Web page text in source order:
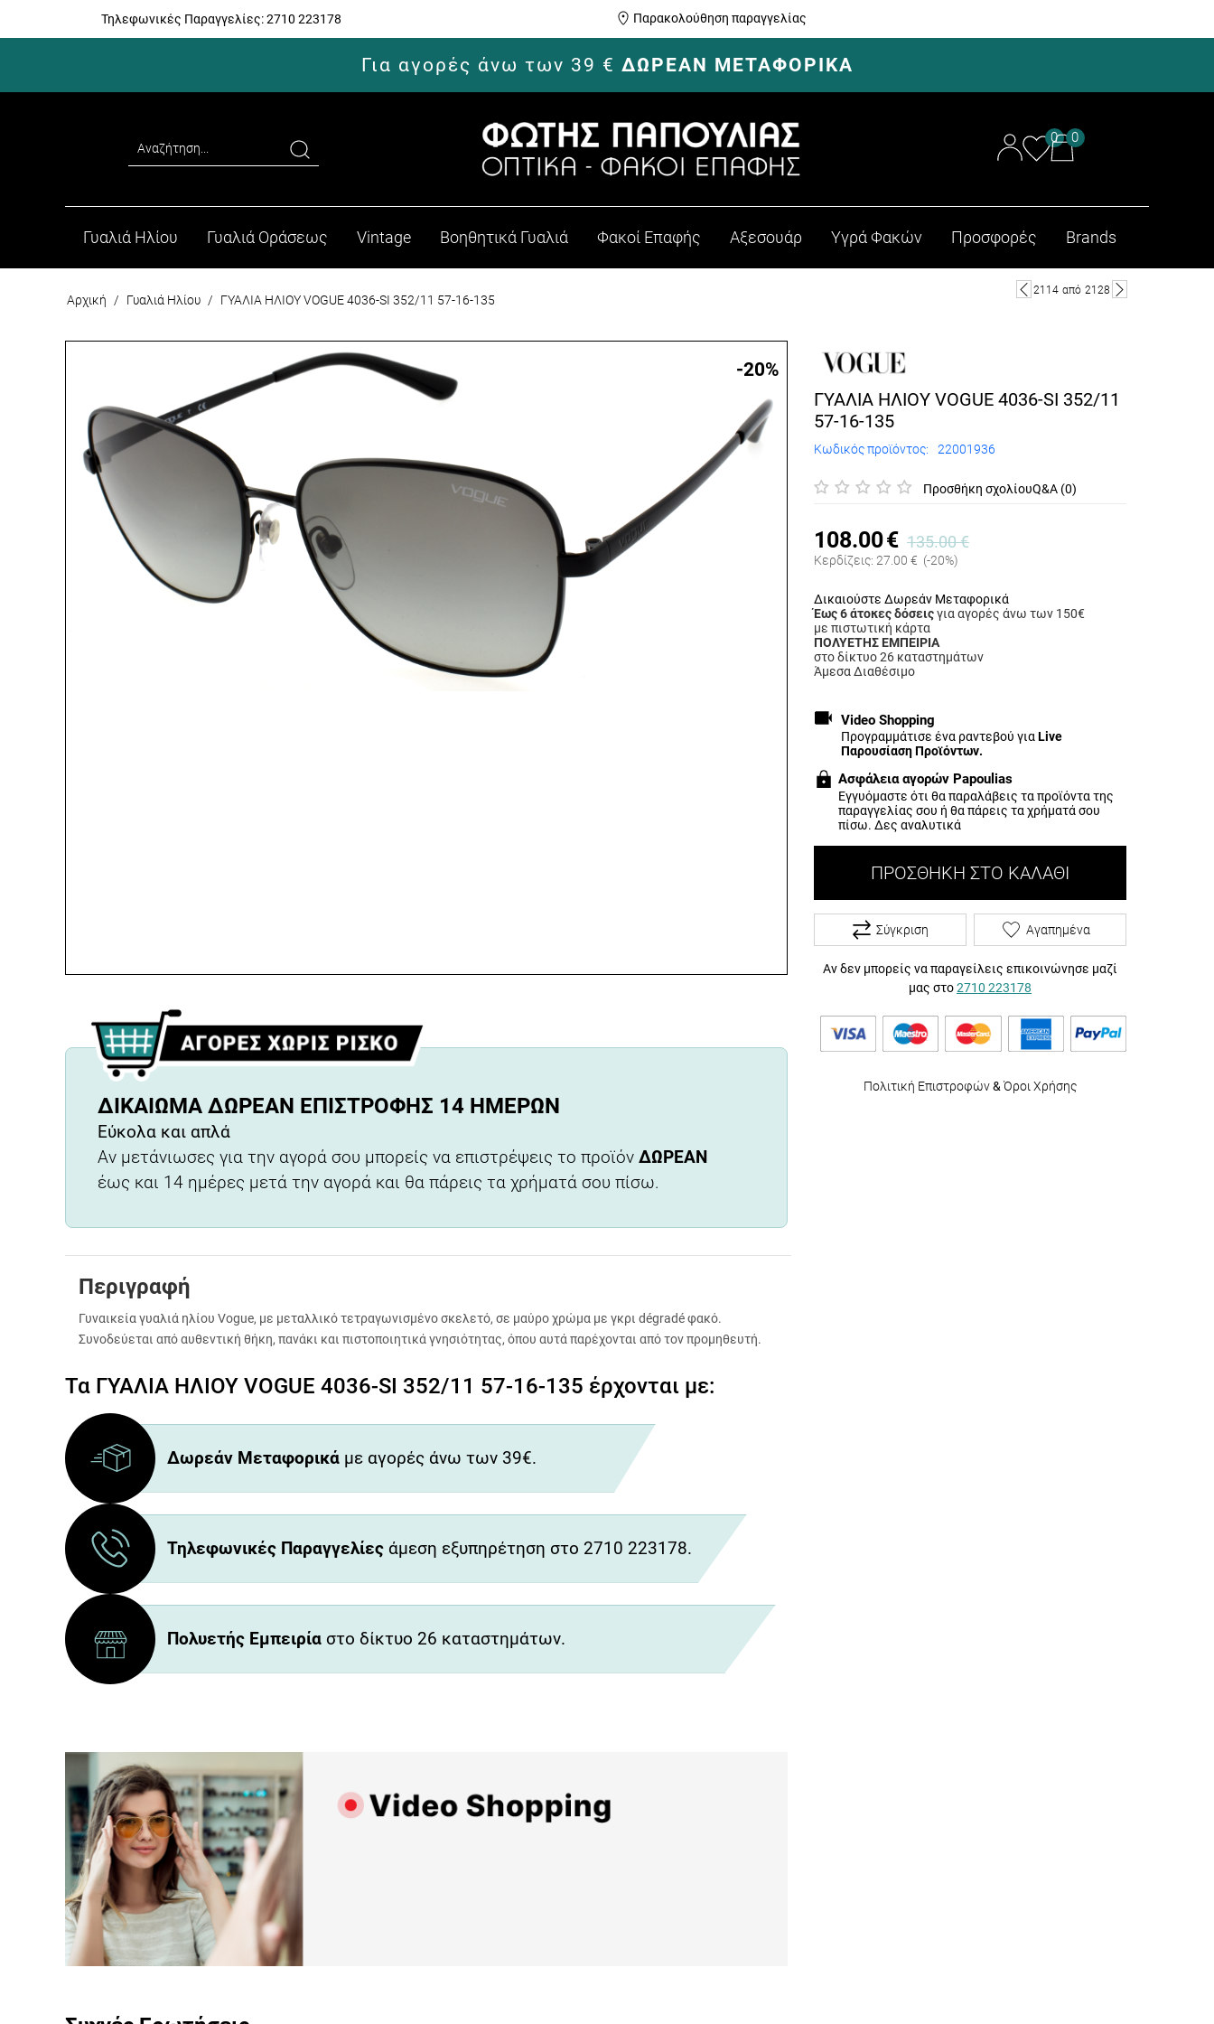
Τηλεφωνικές Παραγγελίες:2710 223178 Παρακολούθηση παραγγελίας
Για αγορές άνω των 39 € ΔΩΡΕΑΝ ΜΕΤΑΦΟΡΙΚΑ
0 0
Γυαλιά Ηλίου Γυαλιά Οράσεως Vintage Βοηθητικά Γυαλιά Φακοί Επαφής Αξεσουάρ Υγρά Φακών Προσφορές Brands
Αρχική / Γυαλιά Ηλίου / ΓΥΑΛΙΑ ΗΛΙΟΥ VOGUE 4036-SI 352/11 57-16-135
2114 από 2128
-20%
ΔΙΚΑΊΩΜΑ ΔΩΡΕΆΝ ΕΠΙΣΤΡΟΦΉΣ 14 ΗΜΕΡΏΝ
Εύκολα και απλά
Αν μετάνιωσες για την αγορά σου μπορείς να επιστρέψεις το προϊόν ΔΩΡΕΑΝ
έως και 14 ημέρες μετά την αγορά και θα πάρεις τα χρήματά σου πίσω.
Περιγραφή
Γυναικεία γυαλιά ηλίου Vogue, με μεταλλικό τετραγωνισμένο σκελετό, σε μαύρο χρώμα με γκρι dégradé φακό.
Συνοδεύεται από αυθεντική θήκη, πανάκι και πιστοποιητικά γνησιότητας, όπου αυτά παρέχονται από τον προμηθευτή.
Τα ΓΥΑΛΙΑ ΗΛΙΟΥ VOGUE 4036-SI 352/11 57-16-135 έρχονται με:
Δωρεάν Μεταφορικά με αγορές άνω των 39€.
Τηλεφωνικές Παραγγελίες άμεση εξυπηρέτηση στο 2710 223178.
Πολυετής Εμπειρία στο δίκτυο 26 καταστημάτων.
ΓΥΑΛΙΑ ΗΛΙΟΥ VOGUE 4036-SI 352/11
57-16-135
Κωδικός προϊόντος: 22001936
Προσθήκη σχολίουQ&A (0)
108.00€ 135.00€
Κερδίζεις: 27.00 € (-20%)
Δικαιούστε Δωρεάν Μεταφορικά
Έως 6 άτοκες δόσειςγια αγορές άνω των 150€
με πιστωτική κάρτα
ΠΟΛΥΕΤΗΣ ΕΜΠΕΙΡΙΑ
στο δίκτυο 26 καταστημάτων
Άμεσα Διαθέσιμο
Video Shopping
Προγραμμάτισε ένα ραντεβού γιαLive
Παρουσίαση Προϊόντων.
Ασφάλεια αγορών Papoulias
Εγγυόμαστε ότι θα παραλάβεις τα προϊόντα της
παραγγελίας σου ή θα πάρεις τα χρήματά σου
πίσω. Δες αναλυτικά
ΠΡΟΣΘΉΚΗ ΣΤΟ ΚΑΛΆΘΙ
Σύγκριση Αγαπημένα
Αν δεν μπορείς να παραγείλεις επικοινώνησε μαζί
μας στο2710 223178
Πολιτική Επιστροφών& Όροι Χρήσης